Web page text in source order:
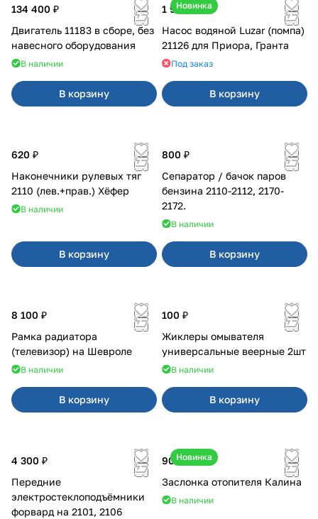
134 400 ₽
Двигатель 11183 в сборе, без
навесного оборудования
В наличии
В корзину
Новинка
1 990 ₽
Насос водяной Luzar (помпа)
21126 для Приора, Гранта
Под заказ
В корзину
620 ₽
Наконечники рулевых тяг
2110 (лев.+прав.) Хёфер
В наличии
В корзину
800 ₽
Сепаратор / бачок паров
бензина 2110-2112, 2170-
2172.
В наличии
В корзину
8 100 ₽
Рамка радиатора
(телевизор) на Шевроле
В наличии
В корзину
100 ₽
Жиклеры омывателя
универсальные веерные 2шт
В наличии
В корзину
4 300 ₽
Передние
электростеклоподъёмники
форвард на 2101, 2106
Новинка
900 ₽
Заслонка отопителя Калина
В наличии